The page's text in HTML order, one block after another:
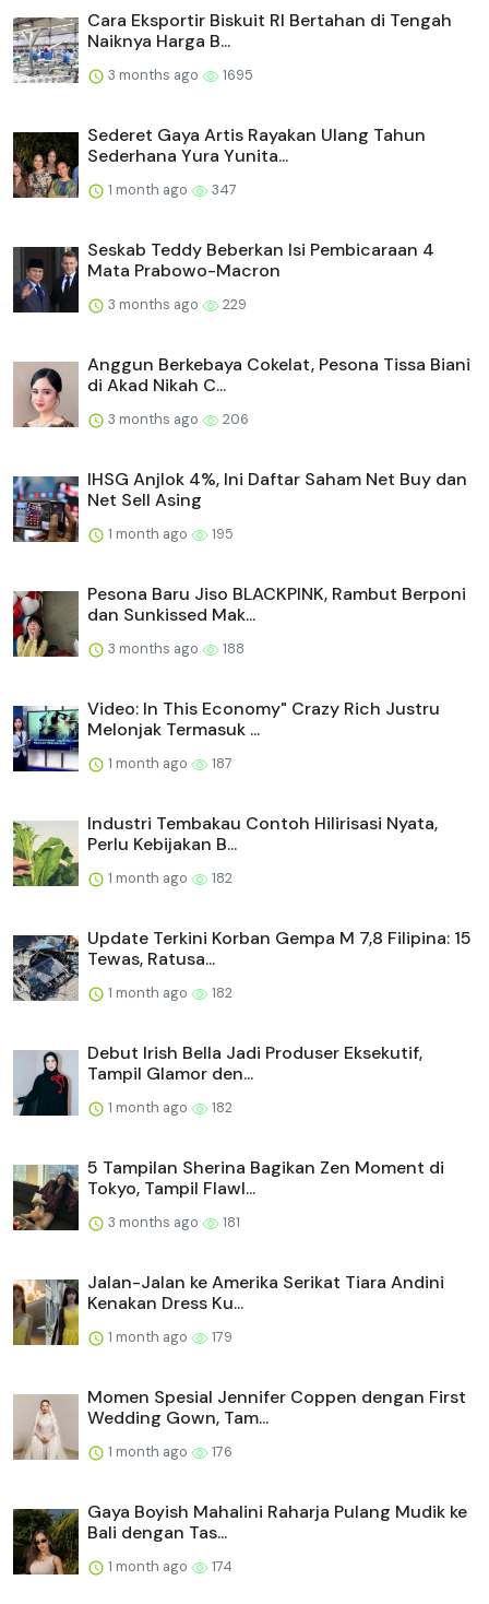
Cara Eksportir Biskuit RI Bertahan di Tengah
Naiknya Harga B...
3 months ago 1695
Sederet Gaya Artis Rayakan Ulang Tahun
Sederhana Yura Yunita...
1 month ago 347
Seskab Teddy Beberkan Isi Pembicaraan 4
Mata Prabowo-Macron
3 months ago 229
Anggun Berkebaya Cokelat, Pesona Tissa Biani
di Akad Nikah C...
3 months ago 206
IHSG Anjlok 4%, Ini Daftar Saham Net Buy dan
Net Sell Asing
1 month ago 195
Pesona Baru Jiso BLACKPINK, Rambut Berponi
dan Sunkissed Mak...
3 months ago 188
Video: In This Economy" Crazy Rich Justru
Melonjak Termasuk ...
1 month ago 187
Industri Tembakau Contoh Hilirisasi Nyata,
Perlu Kebijakan B...
1 month ago 182
Update Terkini Korban Gempa M 7,8 Filipina: 15
Tewas, Ratusa...
1 month ago 182
Debut Irish Bella Jadi Produser Eksekutif,
Tampil Glamor den...
1 month ago 182
5 Tampilan Sherina Bagikan Zen Moment di
Tokyo, Tampil Flawl...
3 months ago 181
Jalan-Jalan ke Amerika Serikat Tiara Andini
Kenakan Dress Ku...
1 month ago 179
Momen Spesial Jennifer Coppen dengan First
Wedding Gown, Tam...
1 month ago 176
Gaya Boyish Mahalini Raharja Pulang Mudik ke
Bali dengan Tas...
1 month ago 174